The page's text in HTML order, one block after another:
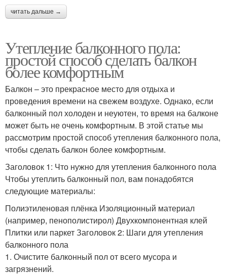
читать дальше →
Утепление балконного пола:
простой способ сделать балкон
более комфортным
Балкон – это прекрасное место для отдыха и
проведения времени на свежем воздухе. Однако, если
балконный пол холоден и неуютен, то время на балконе
может быть не очень комфортным. В этой статье мы
рассмотрим простой способ утепления балконного пола,
чтобы сделать балкон более комфортным.
Заголовок 1: Что нужно для утепления балконного пола
Чтобы утеплить балконный пол, вам понадобятся
следующие материалы:
Полиэтиленовая плёнка Изоляционный материал
(например, пенополистирол) Двухкомпонентная клей
Плитки или паркет Заголовок 2: Шаги для утепления
балконного пола
1. Очистите балконный пол от всего мусора и
загрязнений.